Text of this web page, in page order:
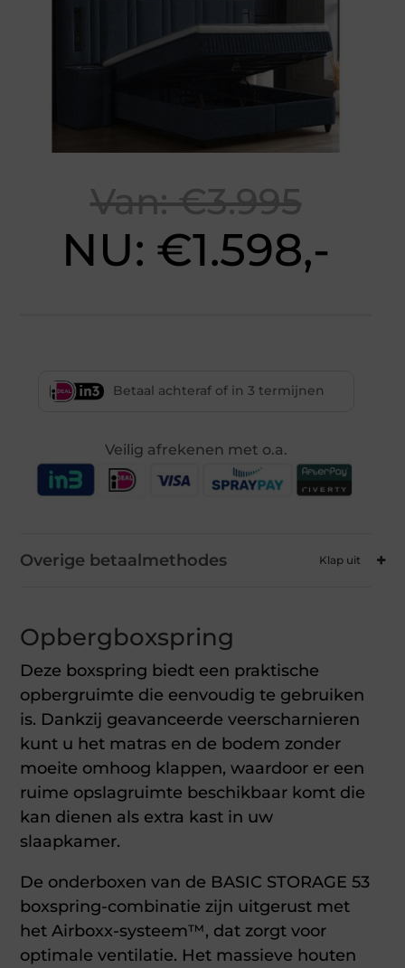
Van: €3.995
NU: €1.598,-
Betaal achteraf of in 3 termijnen
Veilig afrekenen met o.a.
Overige betaalmethodes
Opbergboxspring
Deze boxspring biedt een praktische
opbergruimte die eenvoudig te gebruiken
is. Dankzij geavanceerde veerscharnieren
kunt u het matras en de bodem zonder
moeite omhoog klappen, waardoor er een
ruime opslagruimte beschikbaar komt die
kan dienen als extra kast in uw
slaapkamer.
De onderboxen van de BASIC STORAGE 53
boxspring-combinatie zijn uitgerust met
het Airboxx-systeem™, dat zorgt voor
optimale ventilatie. Het massieve houten